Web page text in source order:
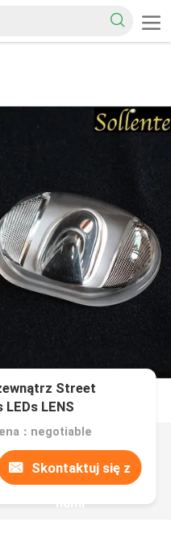
Street
LENS
：negotiable
Skontaktuj się z
nami